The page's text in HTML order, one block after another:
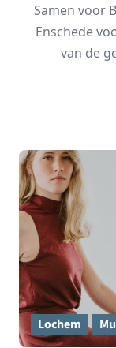
Samen voor
Enschede
van de
Lochem